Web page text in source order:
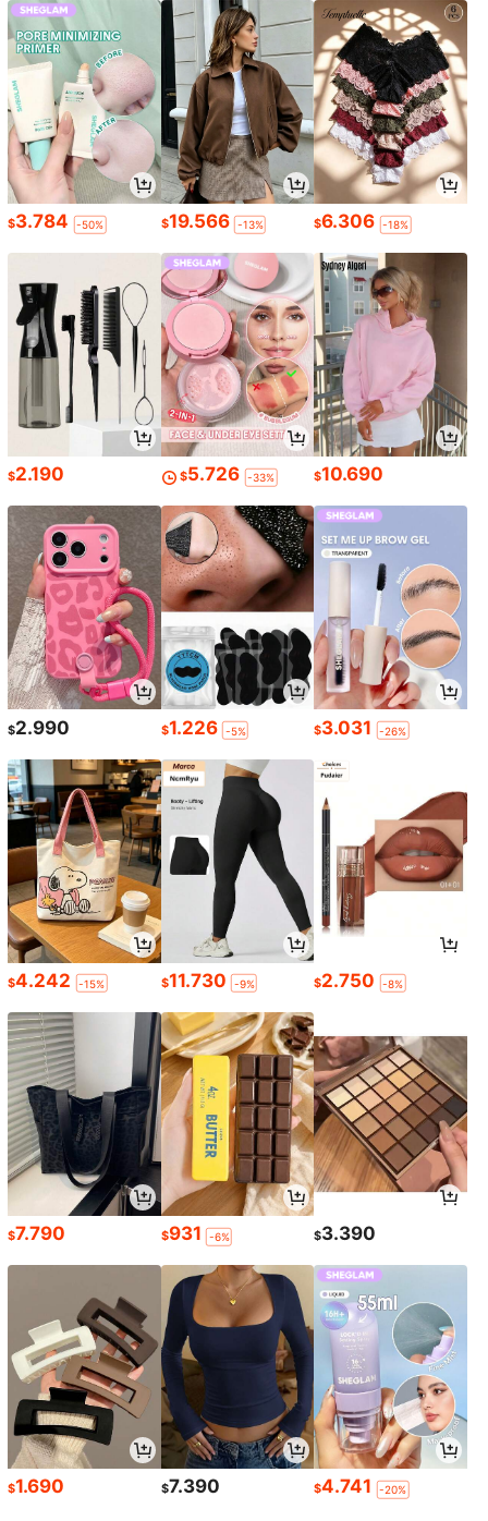
$3.784 -50% $19.566 -13% $6.306 -18%
$2.190 $5.726 -33% $10.690
$2.990 $1.226 -5% $3.031 -26%
$4.242 -15% $11.730 -9% $2.750 -8%
$7.790 $931 -6% $3.390
$1.690 $7.390 $4.741 -20%